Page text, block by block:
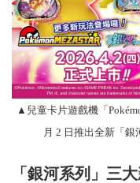
▲兒童卡片遊戲機「
月 2 日推出全新「銀
「銀河系列」三